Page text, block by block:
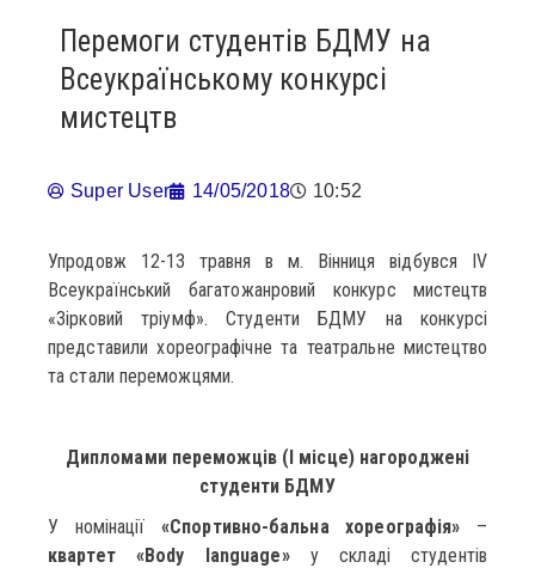
Перемоги студентів БДМУ на
Всеукраїнському конкурсі
мистецтв
Super User 14/05/2018 10:52
Упродовж 12-13 травня в м. Вінниця відбувся IV
Всеукраїнський багатожанровий конкурс мистецтв
«Зірковий тріумф». Студенти БДМУ на конкурсі
представили хореографічне та театральне мистецтво
та стали переможцями.
Дипломами переможців (І місце) нагороджені
студенти БДМУ
У номінації «Спортивно-бальна хореографія» –
квартет «Body language»у складі студентів